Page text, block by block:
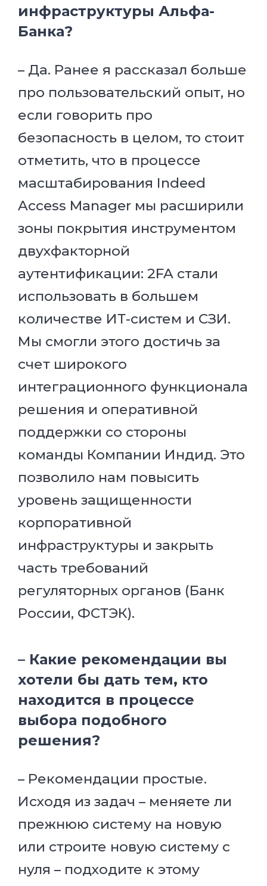
инфраструктуры Альфа-
Банка?
– Да. Ранее я рассказал больше
про пользовательский опыт, но
если говорить про
безопасность в целом, то стоит
отметить, что в процессе
масштабирования Indeed
Access Manager мы расширили
зоны покрытия инструментом
двухфакторной
аутентификации: 2FA стали
использовать в большем
количестве ИТ-систем и СЗИ.
Мы смогли этого достичь за
счет широкого
интеграционного функционала
решения и оперативной
поддержки со стороны
команды Компании Индид. Это
позволило нам повысить
уровень защищенности
корпоративной
инфраструктуры и закрыть
часть требований
регуляторных органов (Банк
России, ФСТЭК).
– Какие рекомендации вы
хотели бы дать тем, кто
находится в процессе
выбора подобного
решения?
– Рекомендации простые.
Исходя из задач – меняете ли
прежнюю систему на новую
или строите новую систему с
нуля – подходите к этому